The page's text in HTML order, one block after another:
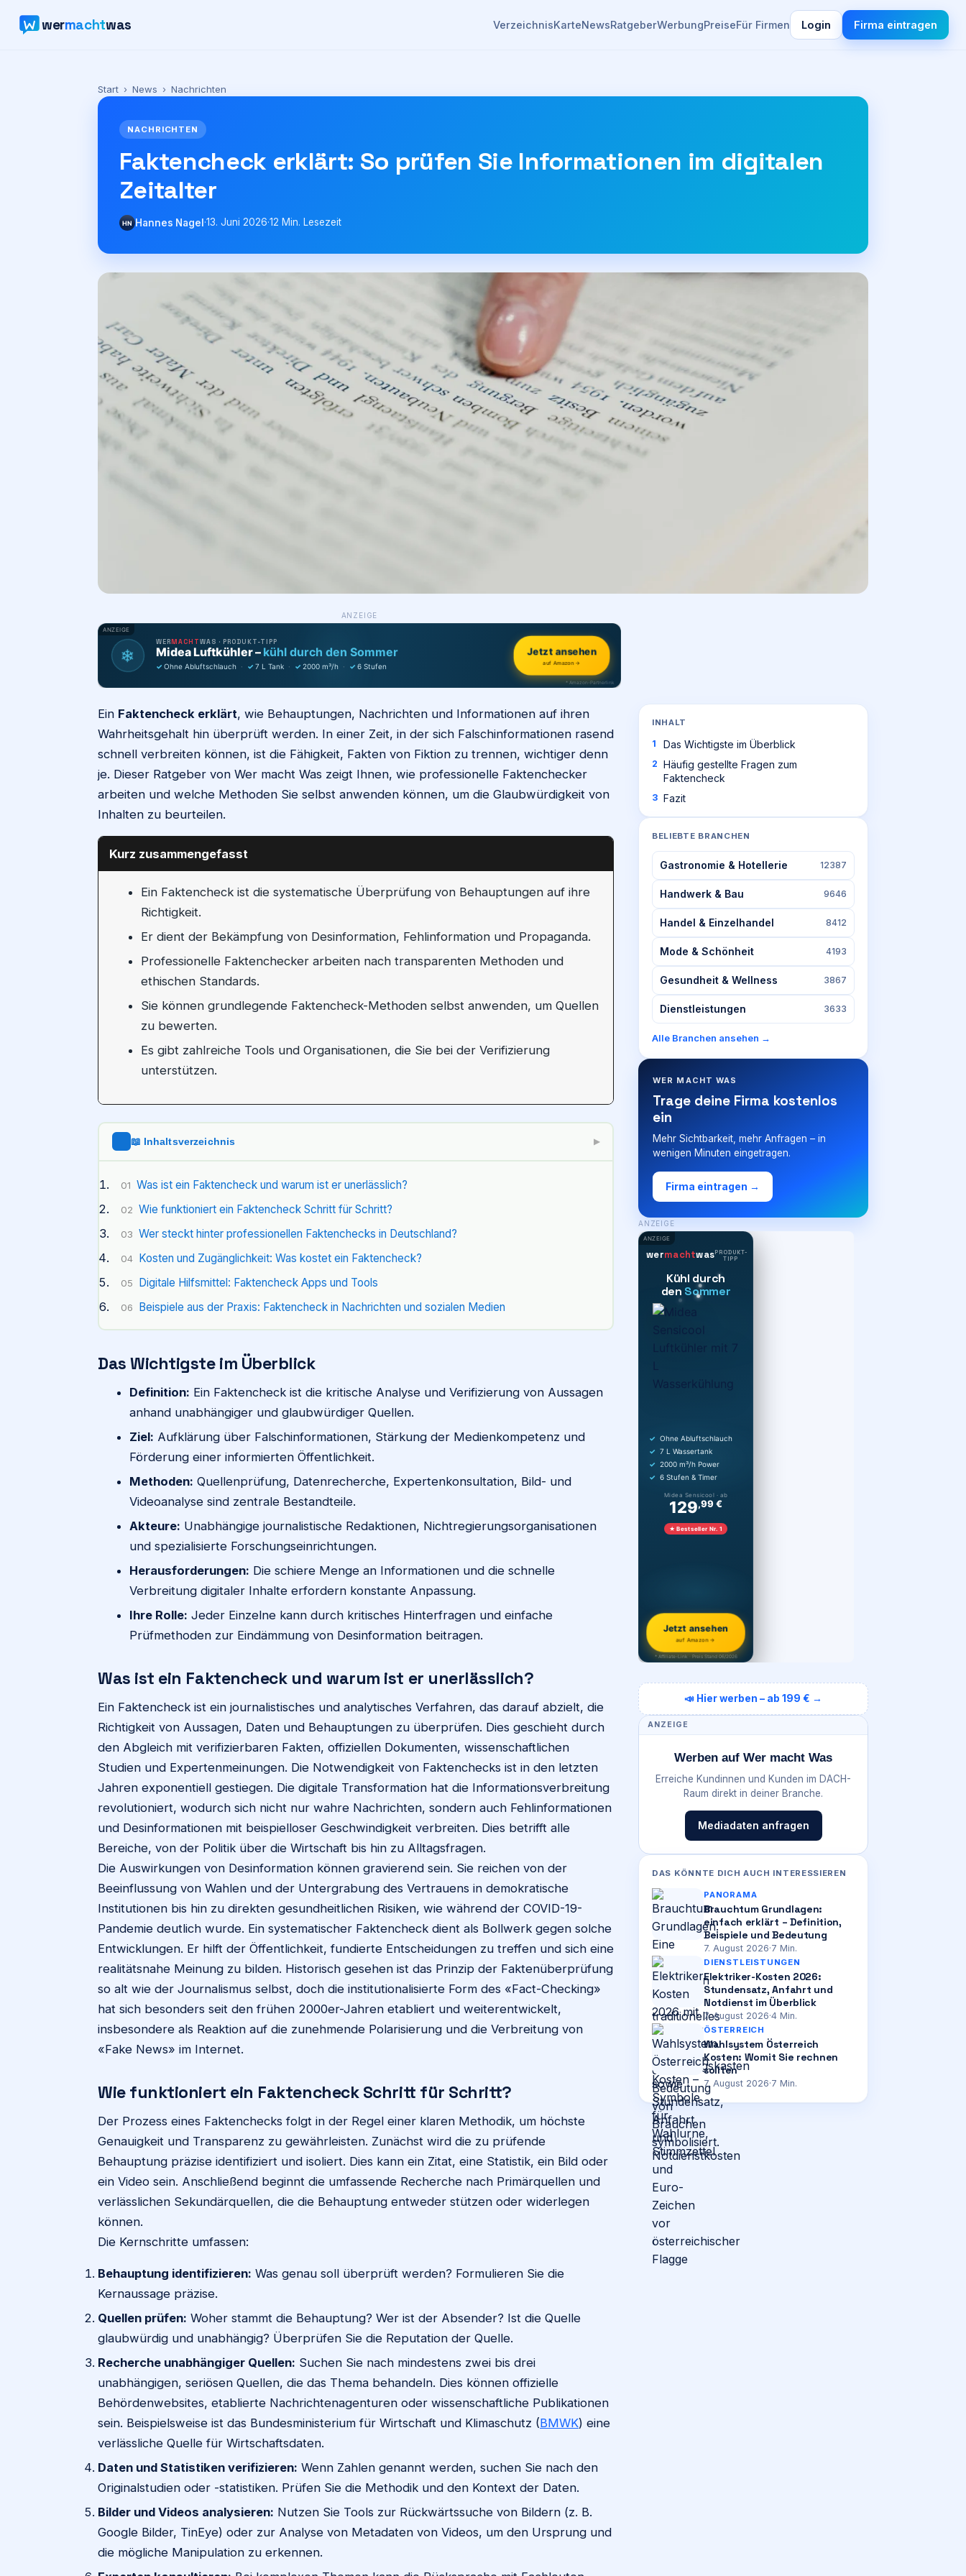
wermachtwas VerzeichnisKarteNewsRatgeberWerbungPreiseFür Firmen Login Firma eintragen
Start › News › Nachrichten
NACHRICHTEN
Faktencheck erklärt: So prüfen Sie Informationen im digitalen
Zeitalter
HN Hannes Nagel·13. Juni 2026·12 Min. Lesezeit
ANZEIGE
ANZEIGE
❄
WERMACHTWAS · PRODUKT-TIPP
Midea Luftkühler – kühl durch den Sommer
✓ Ohne Abluftschlauch · ✓ 7 L Tank · ✓ 2000 m³/h · ✓ 6 Stufen
Jetzt ansehen
auf Amazon →
* Amazon-Partnerlink
Ein Faktencheck erklärt, wie Behauptungen, Nachrichten und Informationen auf ihren
Wahrheitsgehalt hin überprüft werden. In einer Zeit, in der sich Falschinformationen rasend
schnell verbreiten können, ist die Fähigkeit, Fakten von Fiktion zu trennen, wichtiger denn
je. Dieser Ratgeber von Wer macht Was zeigt Ihnen, wie professionelle Faktenchecker
arbeiten und welche Methoden Sie selbst anwenden können, um die Glaubwürdigkeit von
Inhalten zu beurteilen.
Kurz zusammengefasst
Ein Faktencheck ist die systematische Überprüfung von Behauptungen auf ihre
Richtigkeit.
Er dient der Bekämpfung von Desinformation, Fehlinformation und Propaganda.
Professionelle Faktenchecker arbeiten nach transparenten Methoden und
ethischen Standards.
Sie können grundlegende Faktencheck-Methoden selbst anwenden, um Quellen
zu bewerten.
Es gibt zahlreiche Tools und Organisationen, die Sie bei der Verifizierung
unterstützen.
📖 Inhaltsverzeichnis ▶
01 Was ist ein Faktencheck und warum ist er unerlässlich?
02 Wie funktioniert ein Faktencheck Schritt für Schritt?
03 Wer steckt hinter professionellen Faktenchecks in Deutschland?
04 Kosten und Zugänglichkeit: Was kostet ein Faktencheck?
05 Digitale Hilfsmittel: Faktencheck Apps und Tools
06 Beispiele aus der Praxis: Faktencheck in Nachrichten und sozialen Medien
Das Wichtigste im Überblick
Definition: Ein Faktencheck ist die kritische Analyse und Verifizierung von Aussagen
anhand unabhängiger und glaubwürdiger Quellen.
Ziel: Aufklärung über Falschinformationen, Stärkung der Medienkompetenz und
Förderung einer informierten Öffentlichkeit.
Methoden: Quellenprüfung, Datenrecherche, Expertenkonsultation, Bild- und
Videoanalyse sind zentrale Bestandteile.
Akteure: Unabhängige journalistische Redaktionen, Nichtregierungsorganisationen
und spezialisierte Forschungseinrichtungen.
Herausforderungen: Die schiere Menge an Informationen und die schnelle
Verbreitung digitaler Inhalte erfordern konstante Anpassung.
Ihre Rolle: Jeder Einzelne kann durch kritisches Hinterfragen und einfache
Prüfmethoden zur Eindämmung von Desinformation beitragen.
Was ist ein Faktencheck und warum ist er unerlässlich?
Ein Faktencheck ist ein journalistisches und analytisches Verfahren, das darauf abzielt, die
Richtigkeit von Aussagen, Daten und Behauptungen zu überprüfen. Dies geschieht durch
den Abgleich mit verifizierbaren Fakten, offiziellen Dokumenten, wissenschaftlichen
Studien und Expertenmeinungen. Die Notwendigkeit von Faktenchecks ist in den letzten
Jahren exponentiell gestiegen. Die digitale Transformation hat die Informationsverbreitung
revolutioniert, wodurch sich nicht nur wahre Nachrichten, sondern auch Fehlinformationen
und Desinformationen mit beispielloser Geschwindigkeit verbreiten. Dies betrifft alle
Bereiche, von der Politik über die Wirtschaft bis hin zu Alltagsfragen.
Die Auswirkungen von Desinformation können gravierend sein. Sie reichen von der
Beeinflussung von Wahlen und der Untergrabung des Vertrauens in demokratische
Institutionen bis hin zu direkten gesundheitlichen Risiken, wie während der COVID-19-
Pandemie deutlich wurde. Ein systematischer Faktencheck dient als Bollwerk gegen solche
Entwicklungen. Er hilft der Öffentlichkeit, fundierte Entscheidungen zu treffen und sich eine
realitätsnahe Meinung zu bilden. Historisch gesehen ist das Prinzip der Faktenüberprüfung
so alt wie der Journalismus selbst, doch die institutionalisierte Form des «Fact-Checking»
hat sich besonders seit den frühen 2000er-Jahren etabliert und weiterentwickelt,
insbesondere als Reaktion auf die zunehmende Polarisierung und die Verbreitung von
«Fake News» im Internet.
Wie funktioniert ein Faktencheck Schritt für Schritt?
Der Prozess eines Faktenchecks folgt in der Regel einer klaren Methodik, um höchste
Genauigkeit und Transparenz zu gewährleisten. Zunächst wird die zu prüfende
Behauptung präzise identifiziert und isoliert. Dies kann ein Zitat, eine Statistik, ein Bild oder
ein Video sein. Anschließend beginnt die umfassende Recherche nach Primärquellen und
verlässlichen Sekundärquellen, die die Behauptung entweder stützen oder widerlegen
können.
Die Kernschritte umfassen:
Behauptung identifizieren: Was genau soll überprüft werden? Formulieren Sie die
Kernaussage präzise.
Quellen prüfen: Woher stammt die Behauptung? Wer ist der Absender? Ist die Quelle
glaubwürdig und unabhängig? Überprüfen Sie die Reputation der Quelle.
Recherche unabhängiger Quellen: Suchen Sie nach mindestens zwei bis drei
unabhängigen, seriösen Quellen, die das Thema behandeln. Dies können offizielle
Behördenwebsites, etablierte Nachrichtenagenturen oder wissenschaftliche Publikationen
sein. Beispielsweise ist das Bundesministerium für Wirtschaft und Klimaschutz (BMWK) eine
verlässliche Quelle für Wirtschaftsdaten.
Daten und Statistiken verifizieren: Wenn Zahlen genannt werden, suchen Sie nach den
Originalstudien oder -statistiken. Prüfen Sie die Methodik und den Kontext der Daten.
Bilder und Videos analysieren: Nutzen Sie Tools zur Rückwärtssuche von Bildern (z. B.
Google Bilder, TinEye) oder zur Analyse von Metadaten von Videos, um den Ursprung und
die mögliche Manipulation zu erkennen.
INHALT
Das Wichtigste im Überblick
Häufig gestellte Fragen zum
Faktencheck
Fazit
BELIEBTE BRANCHEN
Gastronomie & Hotellerie 12387
Handwerk & Bau 9646
Handel & Einzelhandel 8412
Mode & Schönheit 4193
Gesundheit & Wellness 3867
Dienstleistungen 3633
Alle Branchen ansehen →
WER MACHT WAS
Trage deine Firma kostenlos
ein
Mehr Sichtbarkeit, mehr Anfragen – in
wenigen Minuten eingetragen.
Firma eintragen →
ANZEIGE
ANZEIGE
wermachtwasPRODUKT-
TIPP
Kühl durch
den Sommer
Ohne Abluftschlauch
7 L Wassertank
2000 m³/h Power
6 Stufen & Timer
Midea Sensicool · ab
129,99 €
★ Bestseller Nr. 1
Jetzt ansehen
auf Amazon →
* Affiliate-Link · Preis Stand 06/2026
📣 Hier werben – ab 199 € →
ANZEIGE
Werben auf Wer macht Was
Erreiche Kundinnen und Kunden im DACH-
Raum direkt in deiner Branche.
Mediadaten anfragen
DAS KÖNNTE DICH AUCH INTERESSIEREN
PANORAMA
Brauchtum Grundlagen:
einfach erklärt – Definition,
Beispiele und Bedeutung
7. August 2026·7 Min.
DIENSTLEISTUNGEN
Elektriker-Kosten 2026:
Stundensatz, Anfahrt und
Notdienst im Überblick
7. August 2026·4 Min.
ÖSTERREICH
Wahlsystem Österreich
Kosten: Womit Sie rechnen
sollten
7. August 2026·7 Min.